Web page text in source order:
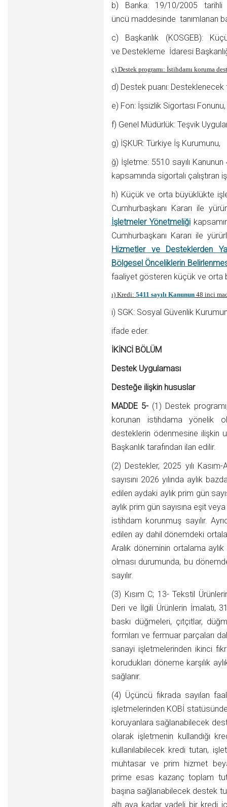
b) Banka: 19/10/2005 tarihli
üncü maddesinde tanımlanan
c) Başkanlık (KOSGEB):
ve Destekleme İdaresi
ç) Destek programı: İstihdamı koruma
d) Destek puanı: Desteklenecek
e) Fon: İşsizlik Sigortası Fonunu,
f) Genel Müdürlük: Teşvik
g) İŞKUR: Türkiye İş Kurumunu,
ğ) İşletme: 5510 sayılı
kapsamında sigortalı çalıştıran
h) Küçük ve orta büyüklükte
Cumhurbaşkanı Kararı ile
İşletmeler Yönetmeliği
Cumhurbaşkanı Kararı ile
Hizmetler ve Desteklerden
Bölgesel Önceliklerin
faaliyet gösteren küçük ve orta
ı) Kredi: 5411 sayılı Kanunun 48 inci
i) SGK: Sosyal Güvenlik
ifade eder.
İKİNCİ BÖLÜM
Destek Uygulaması
Desteğe ilişkin hususlar
MADDE 5- (1) Destek
korunan istihdama yönelik
desteklerin ödenmesine ilişkin
Başkanlık tarafından ilan edilir.
(2) Destekler, 2025 yılı
sayısını 2026 yılında aylık
edilen aydaki aylık prim gün
aylık prim gün sayısına eşit
istihdam korunmuş sayılır.
edilen ay dahil dönemdeki
Aralık döneminin ortalama
olması durumunda, bu
sayılır.
(3) Kısım C; 13- Tekstil
Deri ve İlgili Ürünlerin İmalatı,
baskı düğmeleri, çıtçıtlar,
formları ve fermuar parçaları
sanayi işletmelerinden ikinci
korudukları döneme karşılık
sağlanır.
(4) Üçüncü fıkrada sayılan
işletmelerinden KOBİ
koruyanlara sağlanabilecek
olarak işletmenin kullandığı
kullanılabilecek kredi tutarı,
muhtasar ve prim hizmet
prime esas kazanç toplam
başına sağlanabilecek destek
altı aya kadar vadeli bir kredi